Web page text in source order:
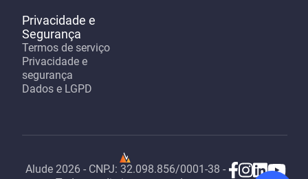
Privacidade e
Segurança
Termos de serviço
Privacidade e
segurança
Dados e LGPD
Alude 2026 - CNPJ: 32.098.856/0001-38 -